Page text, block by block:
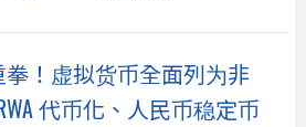
！虚拟货币全面列为非
代币化、人民币稳定币